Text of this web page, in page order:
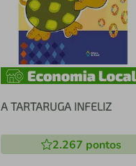
A TARTARUGA INFELIZ
2.267 pontos